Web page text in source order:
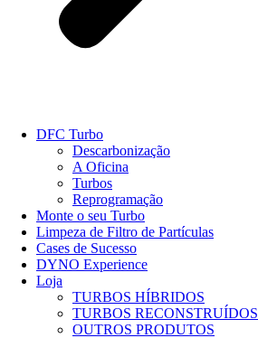
DFC Turbo
Descarbonização
A Oficina
Turbos
Reprogramação
Monte o seu Turbo
Limpeza de Filtro de Partículas
Cases de Sucesso
DYNO Experience
Loja
TURBOS HÍBRIDOS
TURBOS RECONSTRUÍDOS
OUTROS PRODUTOS